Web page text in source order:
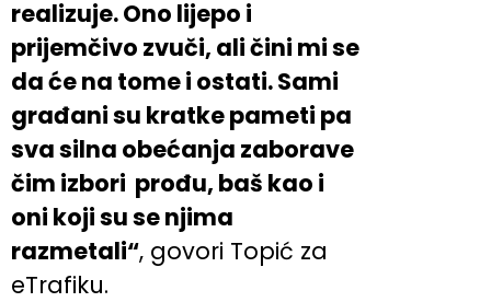
realizuje. Ono lijepo i
prijemčivo zvuči, ali čini mi se
da će na tome i ostati. Sami
građani su kratke pameti pa
sva silna obećanja zaborave
čim izbori prođu, baš kao i
oni koji su se njima
razmetali“, govori Topić za
eTrafiku.